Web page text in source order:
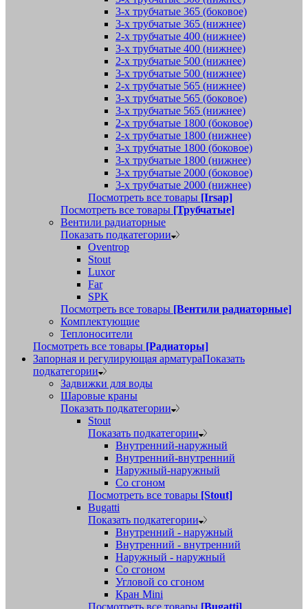
3-х трубчатые 365 (боковое)
3-х трубчатые 365 (нижнее)
2-х трубчатые 400 (нижнее)
3-х трубчатые 400 (нижнее)
2-х трубчатые 500 (нижнее)
3-х трубчатые 500 (нижнее)
2-х трубчатые 565 (нижнее)
3-х трубчатые 565 (боковое)
3-х трубчатые 565 (нижнее)
2-х трубчатые 1800 (боковое)
2-х трубчатые 1800 (нижнее)
3-х трубчатые 1800 (боковое)
3-х трубчатые 1800 (нижнее)
3-х трубчатые 2000 (боковое)
3-х трубчатые 2000 (нижнее)
Посмотреть все товары [Irsap]
Посмотреть все товары [Трубчатые]
Вентили радиаторные
Показать подкатегории
Oventrop
Stout
Luxor
Far
SPK
Посмотреть все товары [Вентили радиаторные]
Комплектующие
Теплоносители
Посмотреть все товары [Радиаторы]
Запорная и регулирующая арматураПоказать
подкатегории
Задвижки для воды
Шаровые краны
Показать подкатегории
Stout
Показать подкатегории
Внутренний-наружный
Внутренний-внутренний
Наружный-наружный
Со сгоном
Посмотреть все товары [Stout]
Bugatti
Показать подкатегории
Внутренний - наружный
Внутренний - внутренний
Наружный - наружный
Со сгоном
Угловой со сгоном
Кран Mini
Посмотреть все товары [Bugatti]